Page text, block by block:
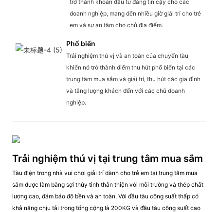
trở thành khoản đầu tư đáng tin cậy cho các
doanh nghiệp, mang đến nhiều giờ giải trí cho trẻ
em và sự an tâm cho chủ địa điểm.
Phổ biến
Trải nghiệm thú vị và an toàn của chuyến tàu
khiến nó trở thành điểm thu hút phổ biến tại các
trung tâm mua sắm và giải trí, thu hút các gia đình
và tăng lượng khách đến với các chủ doanh
nghiệp.
Trải nghiệm thú vị tại trung tâm mua sắm
Tàu điện trong nhà vui chơi giải trí dành cho trẻ em tại trung tâm mua
sắm được làm bằng sợi thủy tinh thân thiện với môi trường và thép chất
lượng cao, đảm bảo độ bền và an toàn. Với đầu tàu công suất thấp có
khả năng chịu tải trọng tổng cộng là 200KG và đầu tàu công suất cao